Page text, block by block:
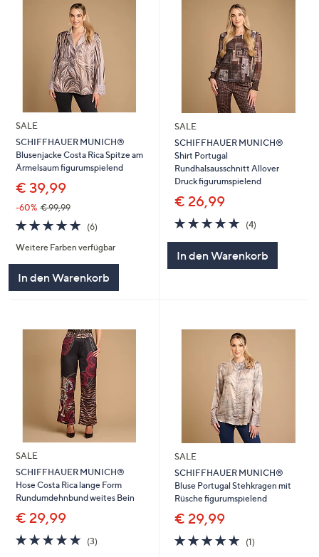
SALE
SCHIFFHAUER MUNICH®
Blusenjacke Costa Rica Spitze am
Ärmelsaum figurumspielend
€ 39,99
-60% € 99,99
5.0
von
5
(6)6
Weitere Farben verfügbar
In den Warenkorb
SALE
SCHIFFHAUER MUNICH®
Shirt Portugal
Rundhalsausschnitt Allover
Druck figurumspielend
€ 26,99
5.0
von
(4)
In den Warenkorb
SALE
SCHIFFHAUER MUNICH®
Hose Costa Rica lange Form
Rundumdehnbund weites Bein
€ 29,99
5.0
von
(3)3
SALE
SCHIFFHAUER MUNICH®
Bluse Portugal Stehkragen mit
Rüsche figurumspielend
€ 29,99
5.0
von
(1)1